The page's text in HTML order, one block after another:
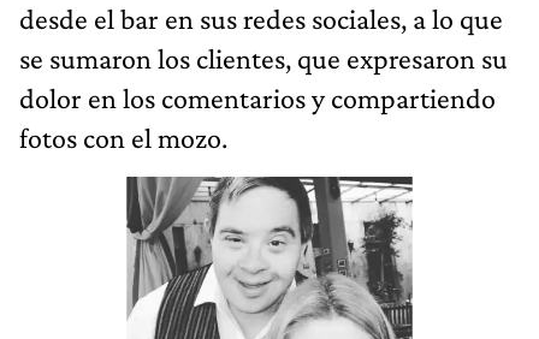
desde el bar en sus redes sociales, a lo que
se sumaron los clientes, que expresaron su
dolor en los comentarios y compartiendo
fotos con el mozo.